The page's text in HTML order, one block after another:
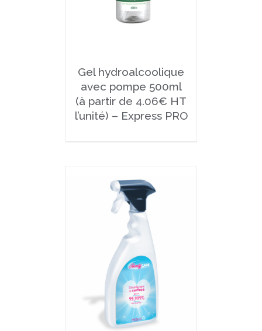
Gel hydroalcoolique
avec pompe 500ml
(à partir de 4.06€ HT
l’unité) – Express PRO